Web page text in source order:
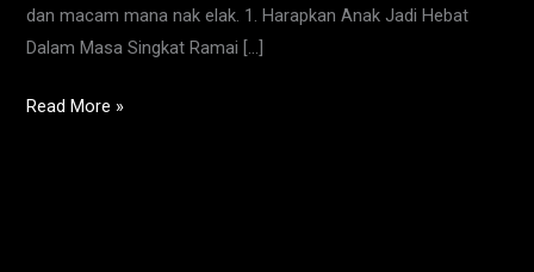
dan macam mana nak elak. 1. Harapkan Anak Jadi Hebat
Dalam Masa Singkat Ramai […]
Read More »